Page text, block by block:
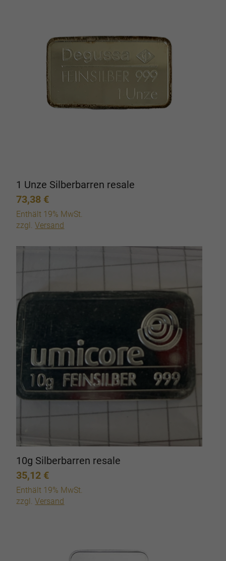
1 Unze Silberbarren resale
73,38 €
Enthält 19% MwSt.
zzgl.Versand
10g Silberbarren resale
35,12 €
Enthält 19% MwSt.
zzgl.Versand